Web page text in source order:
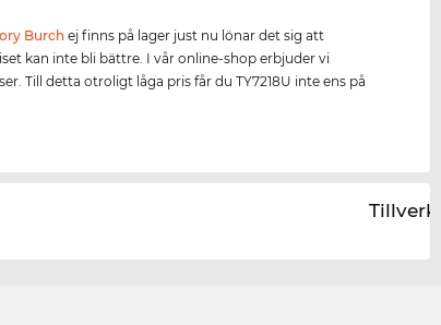
Burchej finns på lager just nu lönar det sig att
kan inte bli bättre. I vår online-shop erbjuder vi
Till detta otroligt låga pris får du TY7218U inte ens på